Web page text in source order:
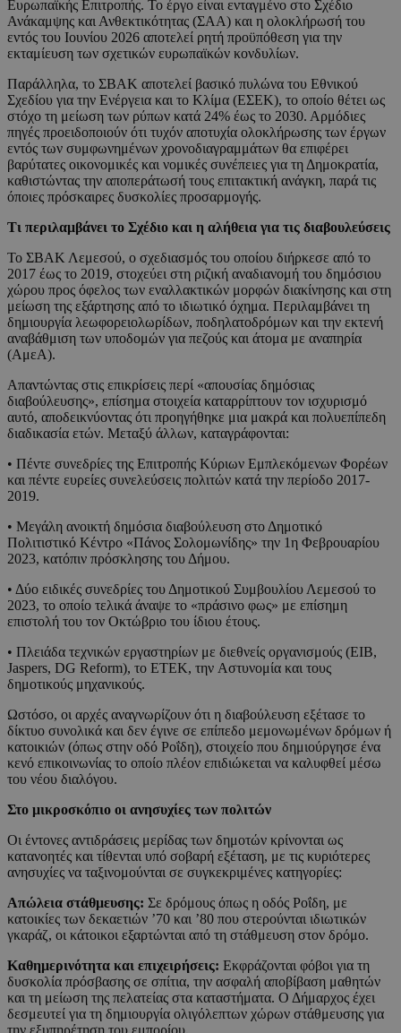
Ευρωπαϊκής Επιτροπής. Το έργο είναι ενταγμένο στο Σχέδιο
Ανάκαμψης και Ανθεκτικότητας (ΣΑΑ) και η ολοκλήρωσή του
εντός του Ιουνίου 2026 αποτελεί ρητή προϋπόθεση για την
εκταμίευση των σχετικών ευρωπαϊκών κονδυλίων.
Παράλληλα, το ΣΒΑΚ αποτελεί βασικό πυλώνα του Εθνικού
Σχεδίου για την Ενέργεια και το Κλίμα (ΕΣΕΚ), το οποίο θέτει ως
στόχο τη μείωση των ρύπων κατά 24% έως το 2030. Αρμόδιες
πηγές προειδοποιούν ότι τυχόν αποτυχία ολοκλήρωσης των έργων
εντός των συμφωνημένων χρονοδιαγραμμάτων θα επιφέρει
βαρύτατες οικονομικές και νομικές συνέπειες για τη Δημοκρατία,
καθιστώντας την αποπεράτωσή τους επιτακτική ανάγκη, παρά τις
όποιες πρόσκαιρες δυσκολίες προσαρμογής.
Τι περιλαμβάνει το Σχέδιο και η αλήθεια για τις διαβουλεύσεις
Το ΣΒΑΚ Λεμεσού, ο σχεδιασμός του οποίου διήρκεσε από το
2017 έως το 2019, στοχεύει στη ριζική αναδιανομή του δημόσιου
χώρου προς όφελος των εναλλακτικών μορφών διακίνησης και στη
μείωση της εξάρτησης από το ιδιωτικό όχημα. Περιλαμβάνει τη
δημιουργία λεωφορειολωρίδων, ποδηλατοδρόμων και την εκτενή
αναβάθμιση των υποδομών για πεζούς και άτομα με αναπηρία
(ΑμεΑ).
Απαντώντας στις επικρίσεις περί «απουσίας δημόσιας
διαβούλευσης», επίσημα στοιχεία καταρρίπτουν τον ισχυρισμό
αυτό, αποδεικνύοντας ότι προηγήθηκε μια μακρά και πολυεπίπεδη
διαδικασία ετών. Μεταξύ άλλων, καταγράφονται:
• Πέντε συνεδρίες της Επιτροπής Κύριων Εμπλεκόμενων Φορέων
και πέντε ευρείες συνελεύσεις πολιτών κατά την περίοδο 2017-
2019.
• Μεγάλη ανοικτή δημόσια διαβούλευση στο Δημοτικό
Πολιτιστικό Κέντρο «Πάνος Σολομωνίδης» την 1η Φεβρουαρίου
2023, κατόπιν πρόσκλησης του Δήμου.
• Δύο ειδικές συνεδρίες του Δημοτικού Συμβουλίου Λεμεσού το
2023, το οποίο τελικά άναψε το «πράσινο φως» με επίσημη
επιστολή του τον Οκτώβριο του ίδιου έτους.
• Πλειάδα τεχνικών εργαστηρίων με διεθνείς οργανισμούς (EIB,
Jaspers, DG Reform), το ΕΤΕΚ, την Аστυνομία και τους
δημοτικούς μηχανικούς.
Ωστόσο, οι αρχές αναγνωρίζουν ότι η διαβούλευση εξέτασε το
δίκτυο συνολικά και δεν έγινε σε επίπεδο μεμονωμένων δρόμων ή
κατοικιών (όπως στην οδό Ροΐδη), στοιχείο που δημιούργησε ένα
κενό επικοινωνίας το οποίο πλέον επιδιώκεται να καλυφθεί μέσω
του νέου διαλόγου.
Στο μικροσκόπιο οι ανησυχίες των πολιτών
Οι έντονες αντιδράσεις μερίδας των δημοτών κρίνονται ως
κατανοητές και τίθενται υπό σοβαρή εξέταση, με τις κυριότερες
ανησυχίες να ταξινομούνται σε συγκεκριμένες κατηγορίες:
Απώλεια στάθμευσης: Σε δρόμους όπως η οδός Ροΐδη, με
κατοικίες των δεκαετιών ’70 και ’80 που στερούνται ιδιωτικών
γκαράζ, οι κάτοικοι εξαρτώνται από τη στάθμευση στον δρόμο.
Καθημερινότητα και επιχειρήσεις: Εκφράζονται φόβοι για τη
δυσκολία πρόσβασης σε σπίτια, την ασφαλή αποβίβαση μαθητών
και τη μείωση της πελατείας στα καταστήματα. Ο Δήμαρχος έχει
δεσμευτεί για τη δημιουργία ολιγόλεπτων χώρων στάθμευσης για
την εξυπηρέτηση του εμπορίου.